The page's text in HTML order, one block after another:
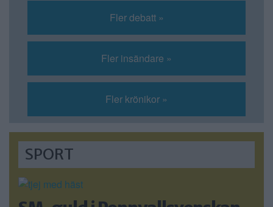
Fler debatt »
Fler insändare »
Fler krönikor »
SPORT